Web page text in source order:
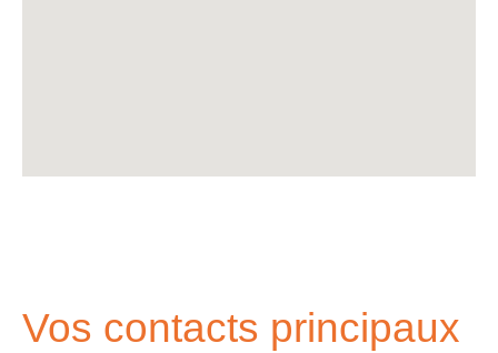
Vos contacts principaux